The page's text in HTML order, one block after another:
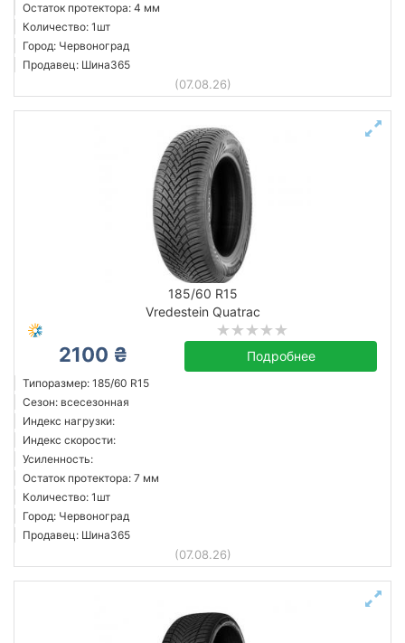
Остаток протектора: 4 мм
Количество: 1шт
Город: Червоноград
Продавец: Шина365
(07.08.26)
185/60 R15
Vredestein Quatrac
2100 ₴ Подробнее
Типоразмер: 185/60 R15
Сезон: всесезонная
Индекс нагрузки:
Индекс скорости:
Усиленность:
Остаток протектора: 7 мм
Количество: 1шт
Город: Червоноград
Продавец: Шина365
(07.08.26)